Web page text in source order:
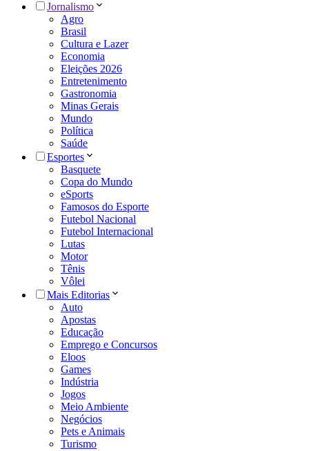
Jornalismo
Agro
Brasil
Cultura e Lazer
Economia
Eleições 2026
Entretenimento
Gastronomia
Minas Gerais
Mundo
Política
Saúde
Esportes
Basquete
Copa do Mundo
eSports
Famosos do Esporte
Futebol Nacional
Futebol Internacional
Lutas
Motor
Tênis
Vôlei
Mais Editorias
Auto
Apostas
Educação
Emprego e Concursos
Eloos
Games
Indústria
Jogos
Meio Ambiente
Negócios
Pets e Animais
Turismo